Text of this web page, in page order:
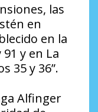
las
en
en la
y en La
35 y 36”.
Alfinger